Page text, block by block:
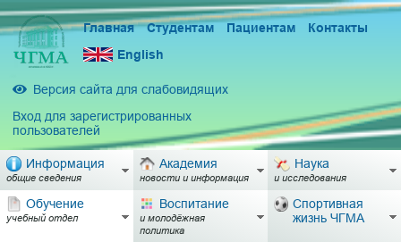
Главная Студентам Пациентам
Контакты
English
Версия сайта для слабовидящих
Вход для зарегистрированных
пользователей
Информация
общие сведения
Академия
новости и информация
Наука
и исследования
Обучение
учебный отдел
Воспитание
и молодёжная
политика
Спортивная
жизнь ЧГМА